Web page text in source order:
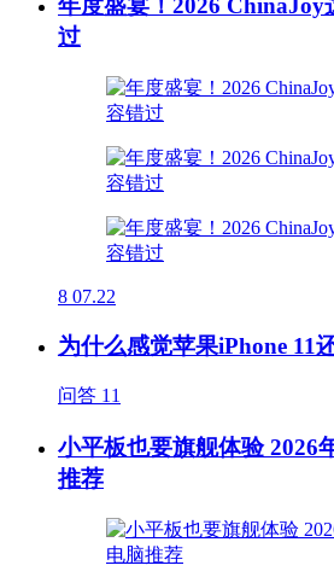
年度盛宴！2026 ChinaJoy
过
8 07.22
为什么感觉苹果iPhone 11
问答 11
小平板也要旗舰体验 2026
推荐